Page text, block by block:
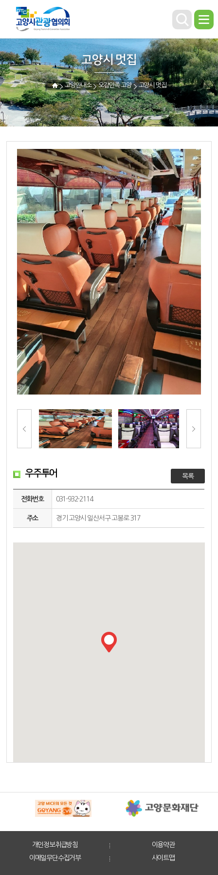
고양시 멋집
고양안내소 오감만족 고양 고양시 멋집
우주투어 목록
전화번호 031-932-2114
주소 경기 고양시 일산서구 고봉로 317
개인정보취급방침
이용약관
이메일무단수집거부
사이트맵